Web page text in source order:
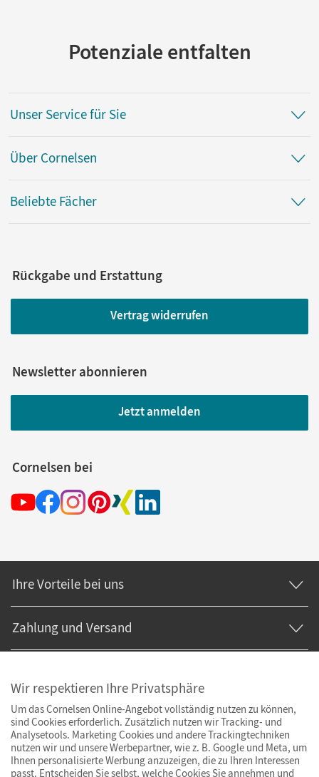
Potenziale entfalten
Unser Service für Sie
Über Cornelsen
Beliebte Fächer
Rückgabe und Erstattung
Vertrag widerrufen
Newsletter abonnieren
Jetzt anmelden
Cornelsen bei
Ihre Vorteile bei uns
Zahlung und Versand
Wir respektieren Ihre Privatsphäre
Um das Cornelsen Online-Angebot vollständig nutzen zu können,
sind Cookies erforderlich. Zusätzlich nutzen wir Tracking- und
Analysetools. Marketing Cookies und andere Trackingtechniken
nutzen wir und unsere Werbepartner, wie z. B. Google und Meta, um
Ihnen personalisierte Werbung anzuzeigen, die zu Ihren Interessen
passt. Entscheiden Sie selbst, welche Cookies Sie annehmen und